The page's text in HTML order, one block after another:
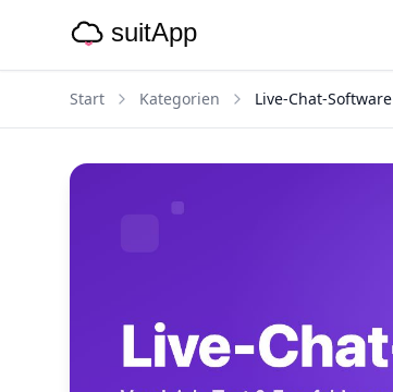
Start Kategorien Live-Chat-Software